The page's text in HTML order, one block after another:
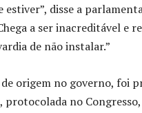
disse a
a ser inacreditável e
de não instalar.”
origem no governo, foi
no